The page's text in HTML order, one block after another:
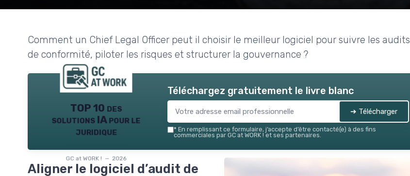
Comment un Chief Legal Officer peut il choisir le meilleur logiciel pour suivre les audits
de conformité, piloter les risques et structurer la gouvernance ?
TOP 10 des
solutions IA pour le
juridique
GC at WORK ! — 2026
Téléchargez gratuitement le livre blanc
➔ Télécharger
* En remplissant ce formulaire, j’accepte d’être contacté(e) à des fins
commerciales par GC at WORK ! et ses partenaires.
Aligner le logiciel d’audit de